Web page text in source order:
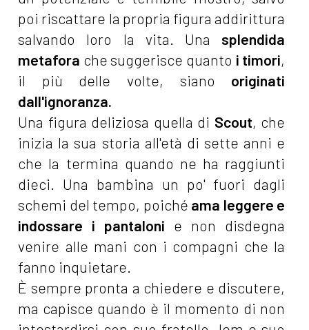
poi riscattare la propria figura addirittura
salvando loro la vita. Una splendida
metafora che suggerisce quanto i timori,
il più delle volte, siano originati
dall'ignoranza.
Una figura deliziosa quella di Scout, che
inizia la sua storia all'età di sette anni e
che la termina quando ne ha raggiunti
dieci. Una bambina un po' fuori dagli
schemi del tempo, poiché ama leggere e
indossare i pantaloni e non disdegna
venire alle mani con i compagni che la
fanno inquietare.
È sempre pronta a chiedere e discutere,
ma capisce quando è il momento di non